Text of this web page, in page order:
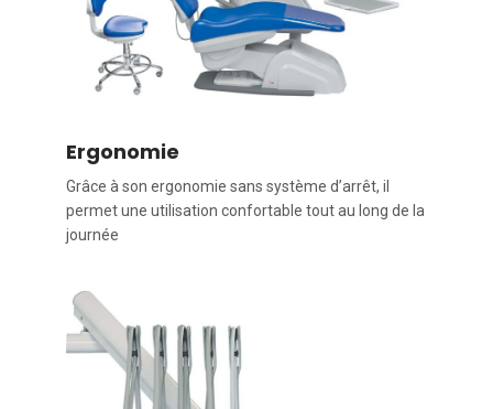
Ergonomie
Grâce à son ergonomie sans système d’arrêt, il
permet une utilisation confortable tout au long de la
journée